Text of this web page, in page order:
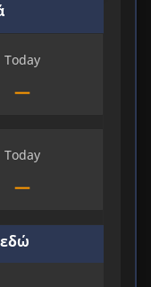
Today
—
Today
—
εδώ